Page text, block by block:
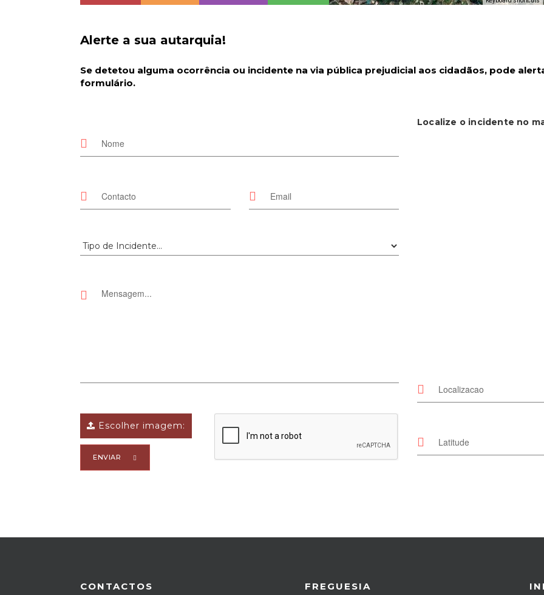
Alerte a sua autarquia!
Se detetou alguma ocorrência ou incidente na via pública prejudicial aos cidadãos, pode
formulário.
Escolher imagem:
ENVIAR
Localize o incidente no
CONTACTOS FREGUESIA